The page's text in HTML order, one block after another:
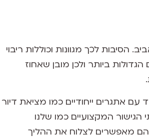
הסיבות לכך מגוונות וכוללות ריבוי
ביותר ולכן מובן שאחוז
אתגרים ייחודיים כמו מציאת דיור
הגישור המקצועיים כמו שלנו
הם מאפשרים לצלוח את ההליך